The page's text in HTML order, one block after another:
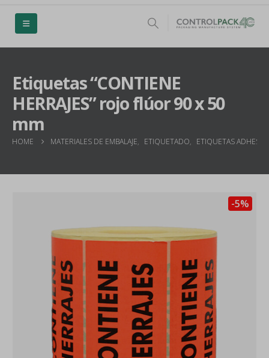
Etiquetas “CONTIENE
HERRAJES” rojo flúor 90 x 50
mm
HOME MATERIALES DE EMBALAJE, ETIQUETADO, ETIQUETAS
-5%